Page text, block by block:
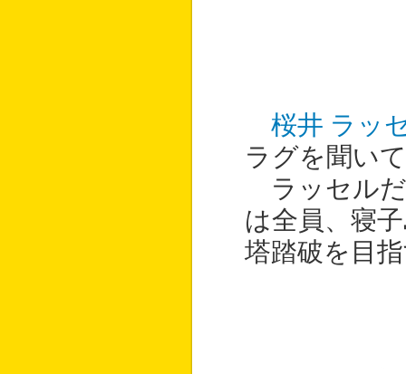
桜井 ラッ
ラグを聞い
ラッセルだ
は全員、寝
塔踏破を目